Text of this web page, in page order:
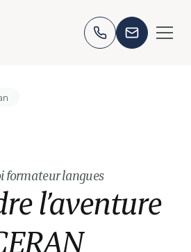
formateur langues
l’aventure